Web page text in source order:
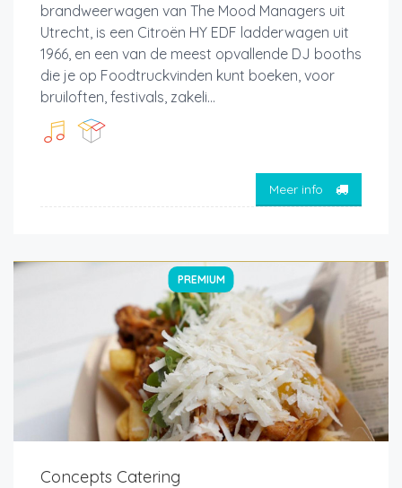
brandweerwagen van The Mood Managers uit
Utrecht, is een Citroën HY EDF ladderwagen uit
1966, en een van de meest opvallende DJ booths
die je op Foodtruckvinden kunt boeken, voor
bruiloften, festivals, zakeli...
Meer info
PREMIUM
Concepts Catering